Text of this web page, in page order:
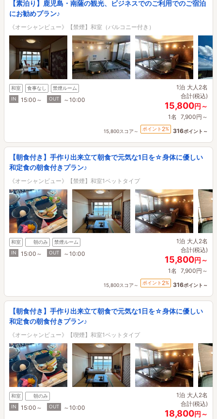
【素泊り】鹿児島・南薩の観光、ビジネスでのご利用でのご宿泊
にお勧めプラン♪
《オーシャンビュー》【禁煙】和室（バルコニー付き）
和室 食事なし
禁煙ルーム
IN
15:00～ OUT ～10:00
1泊 大人2名
合計(税込)
15,800円～
1名 7,900円～
15,800スコア～ ポイント 2% 316ポイント～
【朝食付き】手作り出来立て朝食で元気な1日を☆身体に優しい
和定食の朝食付きプラン♪
《オーシャンビュー》【禁煙】和室1ベットタイプ
和室 朝のみ
禁煙ルーム
IN
15:00～ OUT ～10:00
1泊 大人2名
合計(税込)
15,800円～
1名 7,900円～
15,800スコア～ ポイント 2% 316ポイント～
【朝食付き】手作り出来立て朝食で元気な1日を☆身体に優しい
和定食の朝食付きプラン♪
《オーシャンビュー》【喫煙】和室1ベットタイプ
和室
朝のみ
IN
15:00～ OUT ～10:00
1泊 大人2名
合計(税込)
18,800円～